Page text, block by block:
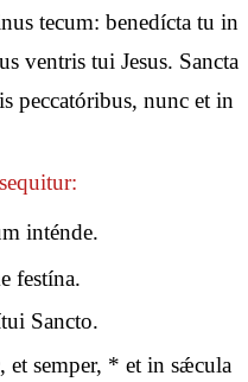
tecum: benedícta tu in
ventris tui Jesus. Sancta
peccatóribus, nunc et in
inténde.
festína.
Sancto.
et semper, * et in sǽcula